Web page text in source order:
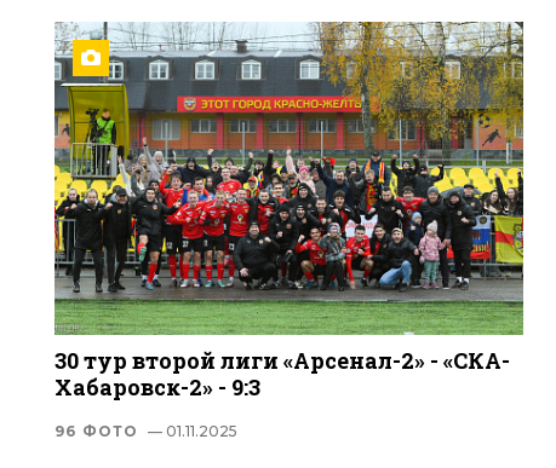
30 тур второй лиги «Арсенал-2» - «СКА-
Хабаровск-2» - 9:3
96 ФОТО — 01.11.2025